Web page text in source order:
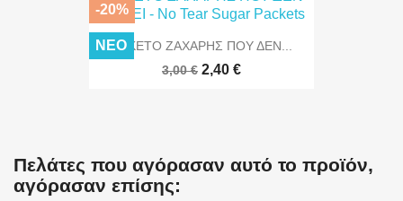
ΠΑΚΕΤΟ ΖΑΧΑΡΗΣ ΠΟΥ ΔΕΝ...
3,00 € 2,40 €
-20%
ΝΈΟ
Πελάτες που αγόρασαν αυτό το προϊόν,
αγόρασαν επίσης: